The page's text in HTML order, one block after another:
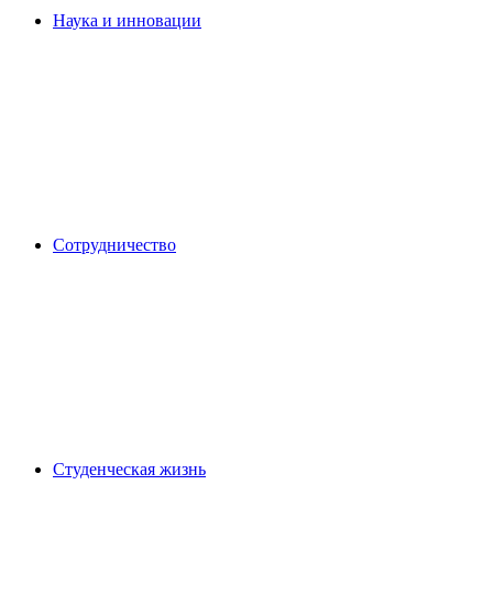
Наука и инновации
Сотрудничество
Студенческая жизнь